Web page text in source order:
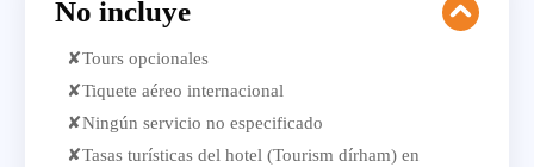
No incluye
✘Tours opcionales
✘Tiquete aéreo internacional
✘Ningún servicio no especificado
✘Tasas turísticas del hotel (Tourism dírham) en